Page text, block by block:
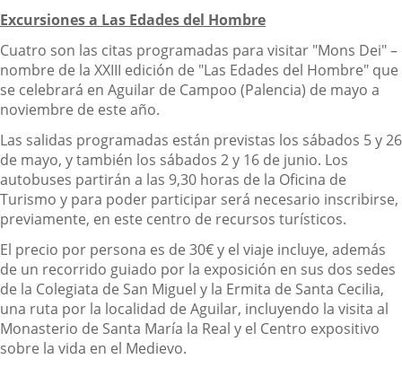
Excursiones a Las Edades del Hombre
Cuatro son las citas programadas para visitar "Mons Dei" –
nombre de la XXIII edición de "Las Edades del Hombre" que
se celebrará en Aguilar de Campoo (Palencia) de mayo a
noviembre de este año.
Las salidas programadas están previstas los sábados 5 y 26
de mayo, y también los sábados 2 y 16 de junio. Los
autobuses partirán a las 9,30 horas de la Oficina de
Turismo y para poder participar será necesario inscribirse,
previamente, en este centro de recursos turísticos.
El precio por persona es de 30€ y el viaje incluye, además
de un recorrido guiado por la exposición en sus dos sedes
de la Colegiata de San Miguel y la Ermita de Santa Cecilia,
una ruta por la localidad de Aguilar, incluyendo la visita al
Monasterio de Santa María la Real y el Centro expositivo
sobre la vida en el Medievo.